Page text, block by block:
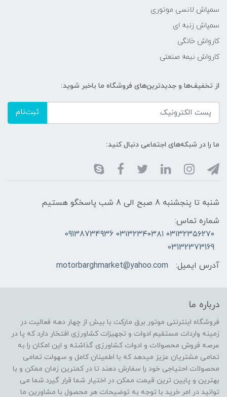
سمپاش لانسی موتوری
سمپاش زنبه ای
کارواش خانگی
کارواش نیمه صنعتی
از تخفیف‌ها و جدیدترین‌های فروشگاه ما باخبر شوید:
ثبت‌نام
ما را در شبکه‌های اجتماعی دنبال کنید:
شنبه تا پنجشنبه 8 صبح الی 8 شب پاسخگو هستیم
شماره تماس:
۰۳۱۳۲۳۵۶۲۷۰ ۰۳۱۳۲۳۴۰۳۸۱ 09138734936
03132373169
آدرس ایمیل:
motorbarghmarket@yahoo.com
درباره ما
فروشگاه اینترنتی موتور برق مارکت با بیش از چهار دهه فعالیت در
زمینه واردات مستقیم ادوات و تجهیزات کشاورزی افتخار دارد که پا در
عرصه فروش محصولات و ادوات کشاورزی گذاشته و این امکان را به
تمامی مشتریان عزیز میدهد که با اطمینان کامل و سهولت تمامی
محصولات احتیاجی خود را سفارش دهند تا در کمترین زمان ممکن و با
بهترین و پایین ترین قیمت ممکن در اختیار شما قرار گیرد.شما می
توانید در امر خرید با توجه به توضیحات هر محصول با مشاورین ما